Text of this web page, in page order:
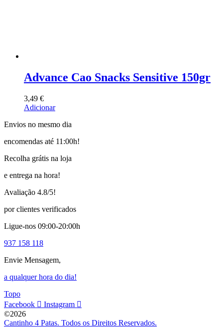
Advance Cao Snacks Sensitive 150gr
3,49 €
Adicionar
Envios no mesmo dia
encomendas até 11:00h!
Recolha grátis na loja
e entrega na hora!
Avaliação 4.8/5!
por clientes verificados
Ligue-nos 09:00-20:00h
937 158 118
Envie Mensagem,
a qualquer hora do dia!
Topo
Facebook
Instagram
©2026
Cantinho 4 Patas. Todos os Direitos Reservados.